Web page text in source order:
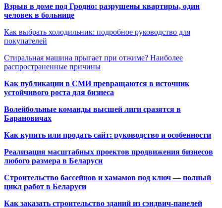
Взрыв в доме под Гродно: разрушены квартиры, один
человек в больнице
Как выбрать холодильник: подробное руководство для
покупателей
Стиральная машина прыгает при отжиме? Наиболее
распространенные причины
Как публикации в СМИ превращаются в источник
устойчивого роста для бизнеса
Волейбольные команды высшей лиги сразятся в
Барановичах
Как купить или продать сайт: руководство и особенности
Реализация масштабных проектов продвижения бизнесов
любого размера в Беларуси
Строительство бассейнов и хамамов под ключ — полный
цикл работ в Беларуси
Как заказать строительство зданий из сэндвич-панелей